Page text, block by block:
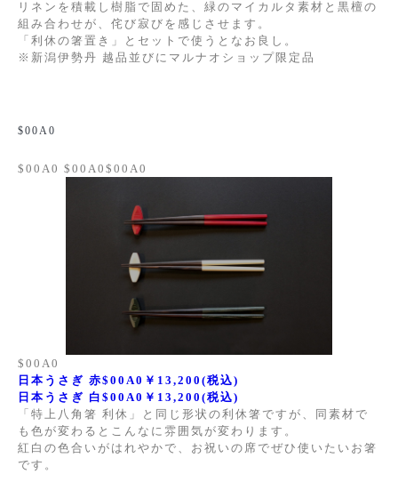
リネンを積載し樹脂で固めた、緑のマイカルタ素材と黒檀の
組み合わせが、侘び寂びを感じさせます。
「利休の箸置き」とセットで使うとなお良し。
※新潟伊勢丹 越品並びにマルナオショップ限定品
$00A0
$00A0 $00A0$00A0
$00A0
日本うさぎ 赤$00A0￥13,200(税込)
日本うさぎ 白$00A0￥13,200(税込)
「特上八角箸 利休」と同じ形状の利休箸ですが、同素材で
も色が変わるとこんなに雰囲気が変わります。
紅白の色合いがはれやかで、お祝いの席でぜひ使いたいお箸
です。